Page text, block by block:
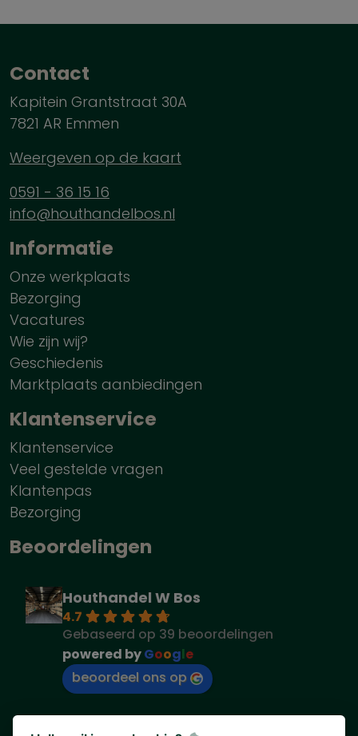
Contact
Kapitein Grantstraat 30A
7821 AR Emmen
Weergeven op de kaart
0591 - 36 15 16
info@houthandelbos.nl
Informatie
Onze werkplaats
Bezorging
Vacatures
Wie zijn wij?
Geschiedenis
Marktplaats aanbiedingen
Klantenservice
Klantenservice
Veel gestelde vragen
Klantenpas
Bezorging
Beoordelingen
Houthandel W Bos
4.7
Gebaseerd op 39 beoordelingen
powered byGoogle
beoordeel ons op